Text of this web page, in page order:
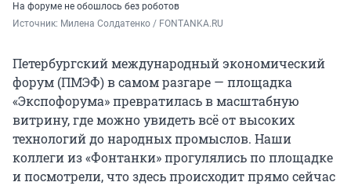
На форуме не обошлось без роботов
Источник: Милена Солдатенко / FONTANKA.RU
Петербургский международный экономический
форум (ПМЭФ) в самом разгаре — площадка
«Экспофорума» превратилась в масштабную
витрину, где можно увидеть всё от высоких
технологий до народных промыслов. Наши
коллеги из «Фонтанки» прогулялись по площадке
и посмотрели, что здесь происходит прямо сейчас